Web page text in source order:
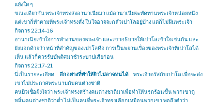
แย้งใด ๆ
ขณะเดียวกัน พระเจ้าทรงส่งอานาเนียมา แม้อานาเนียจะทัดทานพระเจ้าหน่อยหนึ่ง
แต่เขาก็ทำตามที่พระเจ้าทรงสั่ง ในใจอาจจะกลัวเปาโลอยู่บ้าง แต่ก็ไม่ฝืนพระเจ้า
กิจการ 22:14-16
อานาเนียเข้าใจการทำงานของพระเจ้า และเขาอธิบายให้เปาโลเข้าใจเช่นกัน และ
ยังบอกด้วยว่า หน้าที่สำคัญของเปาโลคือ การเป็นพยานเรื่องของพระเจ้าที่เปาโลได้
เห็น แล้วก็ควรรับบัพติศมาชำระบาปเสียก่อน
กิจการ 22:17-21
นี่เป็นรายละเอียด …อีกอย่างที่ทำให้ยิวไม่อาจทนได้ .. พระเจ้าตรัสกับเปาโล เพื่อจะส่ง
เขาไปประกาศพระนามกับคนต่างชาติ
คนยิวเชื่อฝังใจว่า พระเจ้าทรงสร้างคนต่างชาติมาเพื่อทำให้นรกร้อนขึ้น พวกเขาดู
หมิ่นคนต่างชาติว่าต่ำ ไม่เป็นคนที่พระเจ้าทรงเลือกเหมือนพวกเขา พอถึงคำว่า